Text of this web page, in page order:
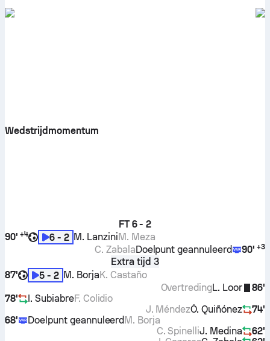
Wedstrijdmomentum
FT 6 - 2
90' +4 6 - 2 M. LanziniM. Meza
90' +3
Doelpunt geannuleerd
C. Zabala
Extra tijd 3
87'
5 - 2 M. BorjaK. Castaño
86'
L. Loor
Overtreding
78'
I. SubiabreF. Colidio
74'
Ó. Quiñónez
J. Méndez
68'
Doelpunt geannuleerdM. Borja
62'
J. Medina
C. Spinelli